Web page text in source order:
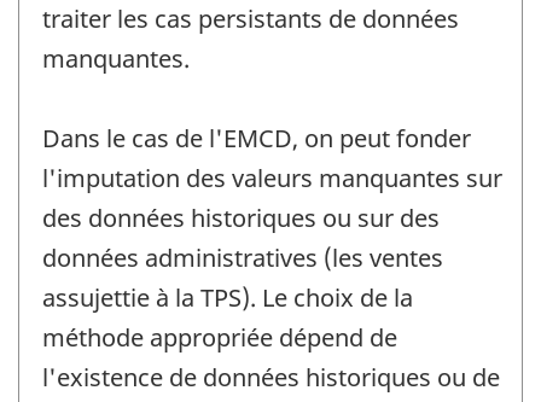
traiter les cas persistants de données
manquantes.
Dans le cas de l'EMCD, on peut fonder
l'imputation des valeurs manquantes sur
des données historiques ou sur des
données administratives (les ventes
assujettie à la TPS). Le choix de la
méthode appropriée dépend de
l'existence de données historiques ou de